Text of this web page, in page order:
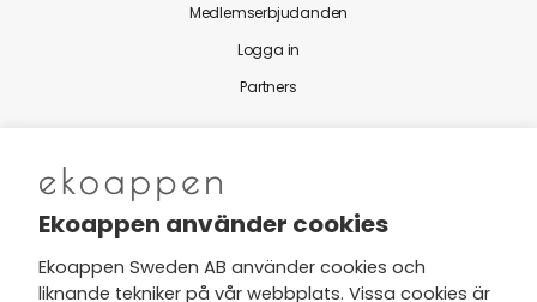
Medlemserbjudanden
Logga in
Partners
Nytt från Ekoappen
Ekoappen använder cookies
Ekoappen Sweden AB använder cookies och
liknande tekniker på vår webbplats. Vissa cookies är